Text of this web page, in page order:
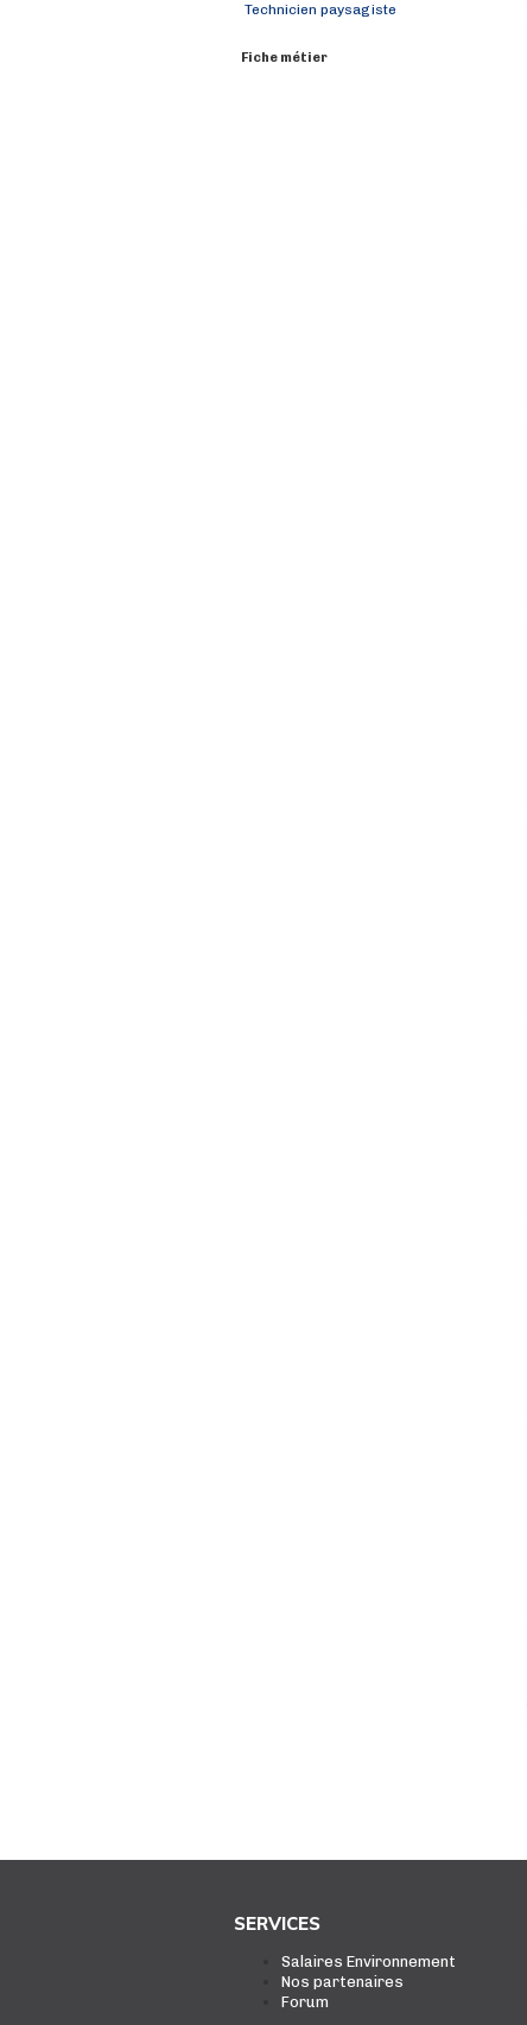
Technicien paysagiste
Fiche métier
SERVICES
Salaires Environnement
Nos partenaires
Forum